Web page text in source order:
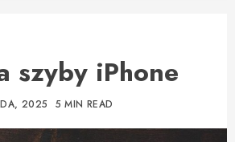
szyby iPhone
2025 5 MIN READ